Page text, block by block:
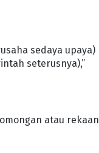
sedaya upaya)
seterusnya),”
atau rekaan